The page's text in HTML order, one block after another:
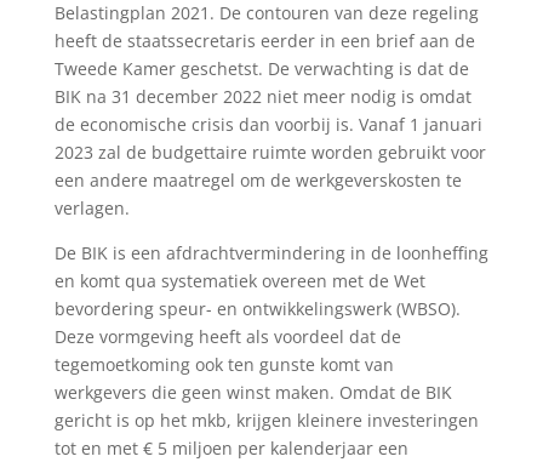
Belastingplan 2021. De contouren van deze regeling
heeft de staatssecretaris eerder in een brief aan de
Tweede Kamer geschetst. De verwachting is dat de
BIK na 31 december 2022 niet meer nodig is omdat
de economische crisis dan voorbij is. Vanaf 1 januari
2023 zal de budgettaire ruimte worden gebruikt voor
een andere maatregel om de werkgeverskosten te
verlagen.
De BIK is een afdrachtvermindering in de loonheffing
en komt qua systematiek overeen met de Wet
bevordering speur- en ontwikkelingswerk (WBSO).
Deze vormgeving heeft als voordeel dat de
tegemoetkoming ook ten gunste komt van
werkgevers die geen winst maken. Omdat de BIK
gericht is op het mkb, krijgen kleinere investeringen
tot en met € 5 miljoen per kalenderjaar een